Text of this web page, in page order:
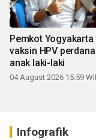
Pemkot Yogyakarta
vaksin HPV
anak laki-laki
04 August 2026 15:59
Infografik